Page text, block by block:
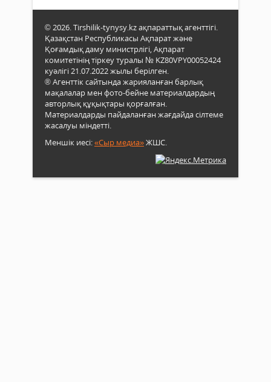
© 2026. Tirshilik-tynysy.kz ақпараттық агенттігі.
Қазақстан Республикасы Ақпарат және
Қоғамдық даму министрлігі, Ақпарат
комитетінің тіркеу туралы № KZ80VPY00052424
куәлігі 21.07.2022 жылы берілген.
® Агенттік сайтында жарияланған барлық
мақалалар мен фото-бейне материалдардың
авторлық құқықтары қорғалған.
Материалдарды пайдаланған жағдайда сілтеме
жасалуы міндетті.
Меншік иесі:«Сыр медиа»ЖШС.